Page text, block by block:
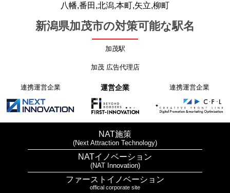
八幡,番田,北潟,本町,矢立,柳町
新潟県加茂市の対策可能な駅名
加茂駅
加茂 広告代理店
連携運営企業 運営企業 連携運営企業
NAT施策
(Next Attraction Technology)
NATイノベーション
(NAT Innovation)
ファーストイノベーション
offical corporate site